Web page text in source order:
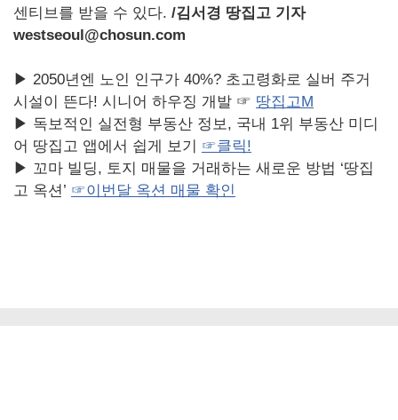
센티브를 받을 수 있다. /김서경 땅집고 기자
westseoul@chosun.com
▶ 2050년엔 노인 인구가 40%? 초고령화로 실버 주거
시설이 뜬다! 시니어 하우징 개발 ☞ 땅집고M
▶ 독보적인 실전형 부동산 정보, 국내 1위 부동산 미디
어 땅집고 앱에서 쉽게 보기 ☞클릭!
▶ 꼬마 빌딩, 토지 매물을 거래하는 새로운 방법 ‘땅집
고 옥션’ ☞이번달 옥션 매물 확인